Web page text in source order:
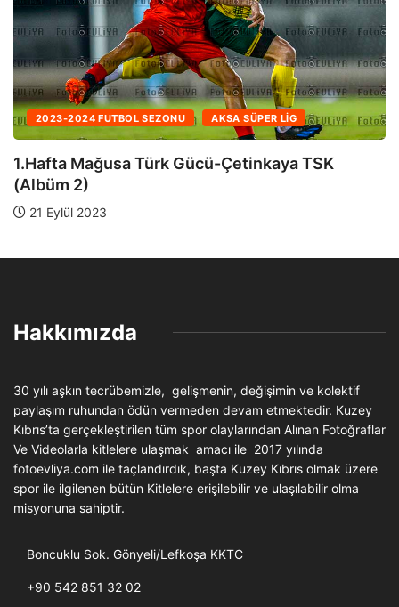
2023-2024 FUTBOL SEZONU AKSA SÜPER LIG
1.Hafta Mağusa Türk Gücü-Çetinkaya TSK
(Albüm 1)
21 Eylül 2023
Hakkımızda
30 yılı aşkın tecrübemizle, gelişmenin, değişimin ve kolektif
paylaşım ruhundan ödün vermeden devam etmektedir. Kuzey
Kıbrıs’ta gerçekleştirilen tüm spor olaylarından Alınan Fotoğraflar
Ve Videolarla kitlelere ulaşmak amacı ile 2017 yılında
fotoevliya.com ile taçlandırdık, başta Kuzey Kıbrıs olmak üzere
spor ile ilgilenen bütün Kitlelere erişilebilir ve ulaşılabilir olma
misyonuna sahiptir.
Boncuklu Sok. Gönyeli/Lefkoşa KKTC
+90 542 851 32 02